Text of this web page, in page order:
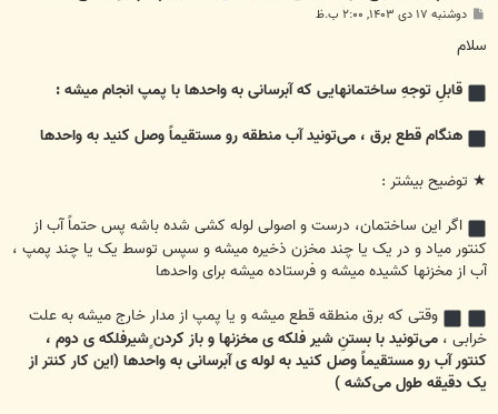
پ
ت
دوشنبه ۱۷ دی ۱۴۰۳, ۲:۰۰ ب.ظ
سلام
قابلِ توجهِ ساختمانهایی که آبرسانی به واحدها با پمپ انجام میشه :
هنگام قطع برق ، می‌تونید آب منطقه رو مستقیماً وصل کنید به واحدها
★ توضیح بیشتر :
اگر این ساختمان، درست و اصولی لوله کشی شده باشه پس حتماً آب از
کنتور میاد و در یک یا چند مخزن ذخیره میشه و سپس توسط یک یا چند پمپ ،
آب از مخزنها کشیده میشه و فرستاده میشه برای واحدها
وقتی که برق منطقه قطع میشه و یا پمپ از مدار خارج میشه به علت
خرابی ، می‌تونید با بستنِ شیر فلکه ی مخزنها و باز کردن ِِشیرفلکه ی دوم ،
کنتور آب رو مستقیماً وصل کنید به لوله ی آبرسانی به واحدها (این کار کنتر از
یک دقیقه طول می‌کشه )